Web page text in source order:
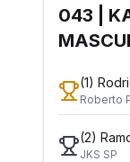
043 |
(1)
Roberto
(2)
JKS SP